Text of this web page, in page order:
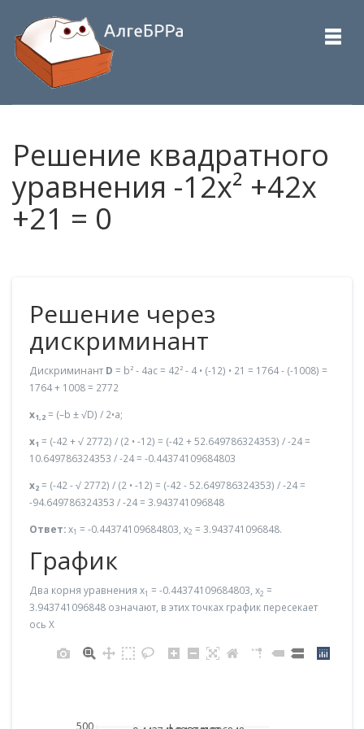
Решение квадратного
уравнения -12x² +42x
+21 = 0
Решение через
дискриминант
Дискриминант D = b² - 4ac = 42² - 4 • (-12) • 21 = 1764 - (-1008) =
1764 + 1008 = 2772
x1,2 = (–b ± √D) / 2•a;
x1 = (-42 + √ 2772) / (2 • -12) = (-42 + 52.649786324353) / -24 =
10.649786324353 / -24 = -0.44374109684803
x2 = (-42 - √ 2772) / (2 • -12) = (-42 - 52.649786324353) / -24 =
-94.649786324353 / -24 = 3.943741096848
Ответ:x1 = -0.44374109684803, x2 = 3.943741096848.
График
Два корня уравнения x1 = -0.44374109684803, x2 =
3.943741096848 означают, в этих точках график пересекает
ось X